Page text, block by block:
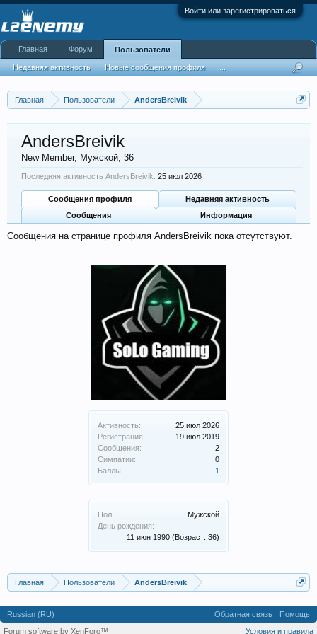
Войти или зарегистрироваться
Главная Пользователи AndersBreivik
Активность:
25 июл 2026
Регистрация:
19 июл 2019
Сообщения:
2
Симпатии:
0
Баллы:
1
Пол:
Мужской
День рождения:
11 июн 1990 (Возраст: 36)
AndersBreivik
New Member, Мужской, 36
Последняя активность AndersBreivik: 25 июл 2026
Сообщения профиля
Недавняя активность
Сообщения
Информация
Сообщения на странице профиля AndersBreivik пока отсутствуют.
Главная Пользователи AndersBreivik
Главная Форум Пользователи
Недавняя активность Новые сообщения профиля
Russian (RU) Обратная связь
Помощь
Условия и правила
Forum software by XenForo™